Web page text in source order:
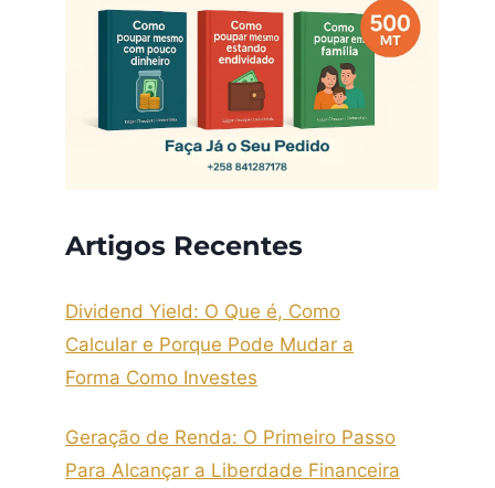
Artigos Recentes
Dividend Yield: O Que é, Como
Calcular e Porque Pode Mudar a
Forma Como Investes
Geração de Renda: O Primeiro Passo
Para Alcançar a Liberdade Financeira